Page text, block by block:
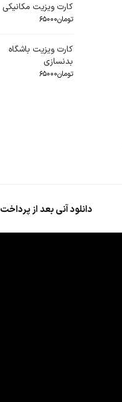
کارت ویزیت مکانیکی
تومان۶۵۰۰۰
کارت ویزیت باشگاه
بدنسازی
تومان۶۵۰۰۰
دانلود آنی بعد از پرداخت